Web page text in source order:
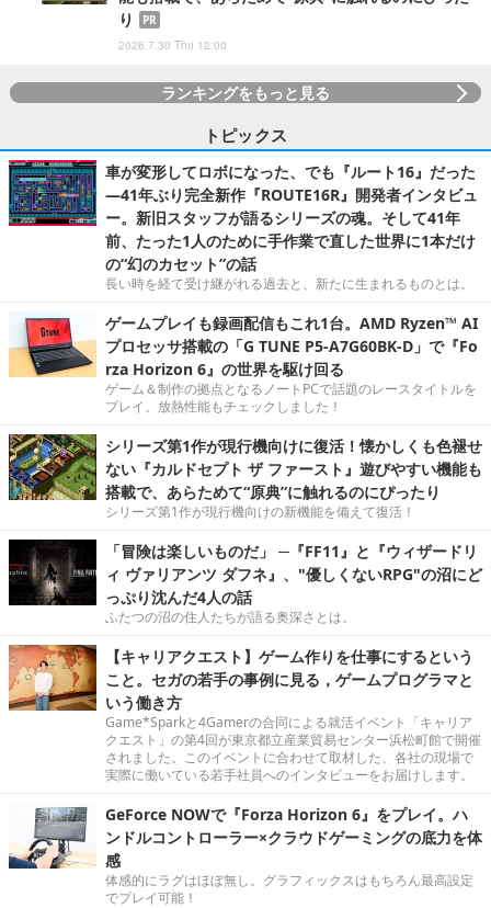
り
PR
2026.7.30 Thu 12:00
ランキングをもっと見る
トピックス
車が変形してロボになった、でも『ルート16』だった
―41年ぶり完全新作『ROUTE16R』開発者インタビュ
ー。新旧スタッフが語るシリーズの魂。そして41年
前、たった1人のために手作業で直した世界に1本だけ
の“幻のカセット”の話
長い時を経て受け継がれる過去と、新たに生まれるものとは。
ゲームプレイも録画配信もこれ1台。AMD Ryzen™ AI
プロセッサ搭載の「G TUNE P5-A7G60BK-D」で『Fo
rza Horizon 6』の世界を駆け回る
ゲーム＆制作の拠点となるノートPCで話題のレースタイトルを
プレイ。放熱性能もチェックしました！
シリーズ第1作が現行機向けに復活！懐かしくも色褪せ
ない『カルドセプト ザ ファースト』遊びやすい機能も
搭載で、あらためて“原典”に触れるのにぴったり
シリーズ第1作が現行機向けの新機能を備えて復活！
「冒険は楽しいものだ」 ─『FF11』と『ウィザードリ
ィ ヴァリアンツ ダフネ』、"優しくないRPG"の沼にど
っぷり沈んだ4人の話
ふたつの沼の住人たちが語る奥深さとは。
【キャリアクエスト】ゲーム作りを仕事にするという
こと。セガの若手の事例に見る，ゲームプログラマと
いう働き方
Game*Sparkと4Gamerの合同による就活イベント「キャリア
クエスト」の第4回が東京都立産業貿易センター浜松町館で開催
されました。このイベントに合わせて取材した、各社の現場で
実際に働いている若手社員へのインタビューをお届けします。
GeForce NOWで『Forza Horizon 6』をプレイ。ハ
ンドルコントローラー×クラウドゲーミングの底力を体
感
体感的にラグはほぼ無し。グラフィックスはもちろん最高設定
でプレイ可能！